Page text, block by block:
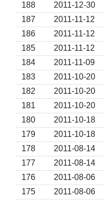
188
2011-12-30
187
2011-11-12
186
2011-11-12
185
2011-11-12
184
2011-11-09
183
2011-10-20
182
2011-10-20
181
2011-10-20
180
2011-10-18
179
2011-10-18
178
2011-08-14
177
2011-08-14
176
2011-08-06
175
2011-08-06